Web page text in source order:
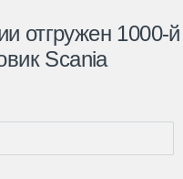
отгружен 1000-й
Scania